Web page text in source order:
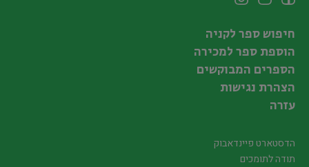
חיפוש ספר לקניה
הוספת ספר למכירה
הספרים המבוקשים
הצהרת נגישות
עזרה
הדסטארט פיינדאבוק
תודה לתומכים